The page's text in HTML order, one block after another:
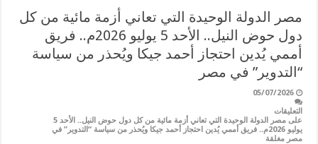
مصر الدولة الوحيدة التي تعاني أزمة مائية من كل
دول حوض النيل.. الأحد 5 يوليو 2026م.. فريق
أممي يُدين احتجاز أحمد جيكا ويُحذر من سياسة
“التدوير” في مصر
05/07/2026
التعليقات
على مصر الدولة الوحيدة التي تعاني أزمة مائية من كل دول حوض النيل.. الأحد 5
يوليو 2026م.. فريق أممي يُدين احتجاز أحمد جيكا ويُحذر من سياسة “التدوير” في
مصر مغلقة